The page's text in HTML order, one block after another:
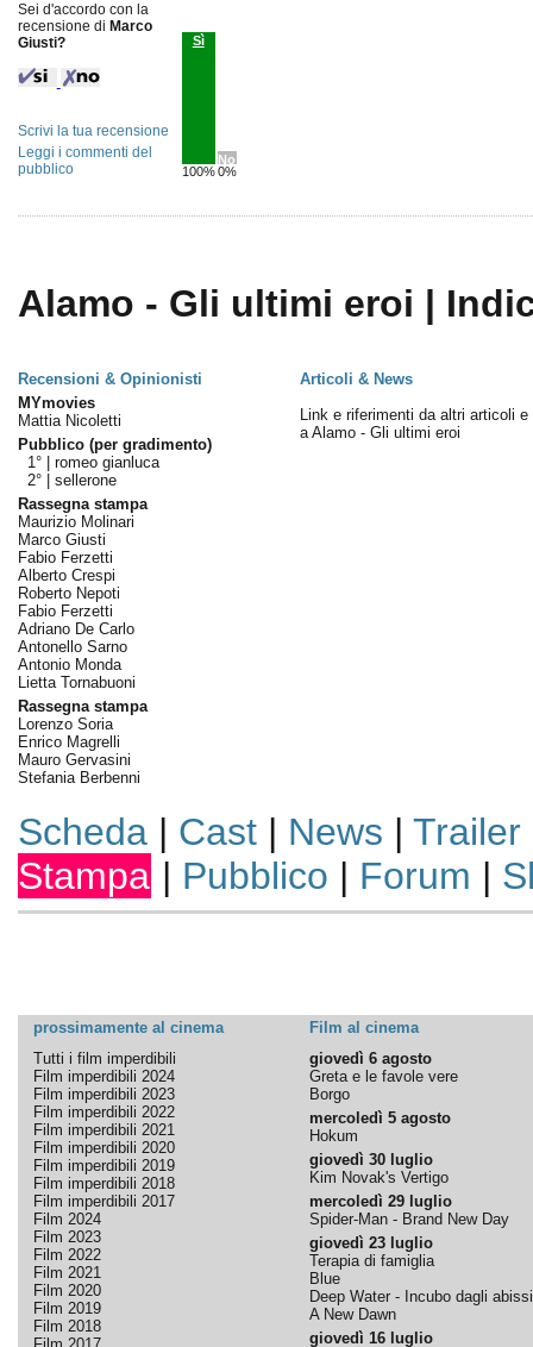
Sei d'accordo con la
recensione di Marco
Giusti?
Sì
100%
No
0%
Scrivi la tua recensione
Leggi i commenti del
pubblico
Alamo - Gli ultimi eroi |
Recensioni & Opinionisti
Articoli & News
MYmovies
Mattia Nicoletti
Pubblico (per gradimento)
1° | romeo gianluca
2° | sellerone
Rassegna stampa
Maurizio Molinari
Marco Giusti
Fabio Ferzetti
Alberto Crespi
Roberto Nepoti
Fabio Ferzetti
Adriano De Carlo
Antonello Sarno
Antonio Monda
Lietta Tornabuoni
Rassegna stampa
Lorenzo Soria
Enrico Magrelli
Mauro Gervasini
Stefania Berbenni
Link e riferimenti da altri articoli e
a Alamo - Gli ultimi eroi
Scheda| Cast| News | Trailer
Stampa | Pubblico | Forum |
prossimamente al cinema
Film al cinema
Tutti i film imperdibili
Film imperdibili 2024
Film imperdibili 2023
Film imperdibili 2022
Film imperdibili 2021
Film imperdibili 2020
Film imperdibili 2019
Film imperdibili 2018
Film imperdibili 2017
Film 2024
Film 2023
Film 2022
Film 2021
Film 2020
Film 2019
Film 2018
giovedì 6 agosto
Greta e le favole vere
Borgo
mercoledì 5 agosto
Hokum
giovedì 30 luglio
Kim Novak's Vertigo
mercoledì 29 luglio
Spider-Man - Brand New Day
giovedì 23 luglio
Terapia di famiglia
Blue
Deep Water - Incubo dagli abissi
A New Dawn
giovedì 16 luglio